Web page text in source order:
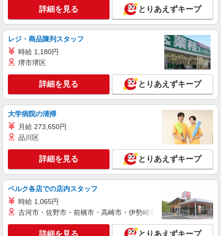
紹介予定派遣
株式会社シエロ
【au】の携帯販売スタッフ
月給195000円〜235000円（経験・能力によ
る） ※給与幅は経験・スキルによる 交通費全額支
給 賞与有※業績連動性 制服貸与 社会保険完備 車
通勤可能 ゜+゜・。○。・゜+゜・。○。・゜+゜
入社祝い金10万円支給(規定有) お友達を紹介頂く
と, インセンティブ支給(規定有) ゜・。○。・゜
+゜・。○。・゜+゜
山口県山陽小野田市のauショップ
キープ 詳細を見る
派遣社員
株式会社シエロ
【softbank】
時給1400円〜1450円（経験・能力による） ※
残業代支給 ★交通費別途支給（規定あり） ゜
+゜・。○。・゜+゜・。○。・゜+゜ 入社祝い金10
万円支給(規定有) お友達を紹介頂くと, インセンテ
有）★ ゜・。○。・゜+゜・。○。・゜+゜
山口県山陽小野田市の家電量販店
キープ 詳細を見る
紹介予定派遣
詳細を見る とりあえずキープ
レジ・商品陳列スタッフ
時給 1,180円
堺市堺区
詳細を見る とりあえずキープ
大学病院の清掃
月給 273,650円
品川区
詳細を見る とりあえずキープ
ベルク各店での店内スタッフ
時給 1,065円
古河市・佐野市・前橋市・高崎市・伊勢崎市・太田市・館林市
詳細を見る とりあえずキープ